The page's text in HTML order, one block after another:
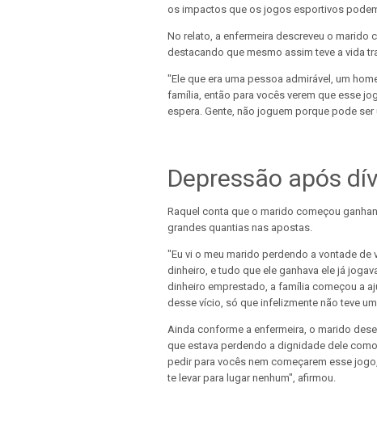
os impactos que os jogos esportivos
No relato, a enfermeira descreveu o marido
destacando que mesmo assim teve a vida
"Ele que era uma pessoa admirável, um
família, então para vocês verem que esse
espera. Gente, não joguem porque pode
Depressão após
Raquel conta que o marido começou
grandes quantias nas apostas.
"Eu vi o meu marido perdendo a vontade
dinheiro, e tudo que ele ganhava ele já
dinheiro emprestado, a família começou a
desse vício, só que infelizmente não teve
Ainda conforme a enfermeira, o marido
que estava perdendo a dignidade dele
pedir para vocês nem começarem esse
te levar para lugar nenhum", afirmou.